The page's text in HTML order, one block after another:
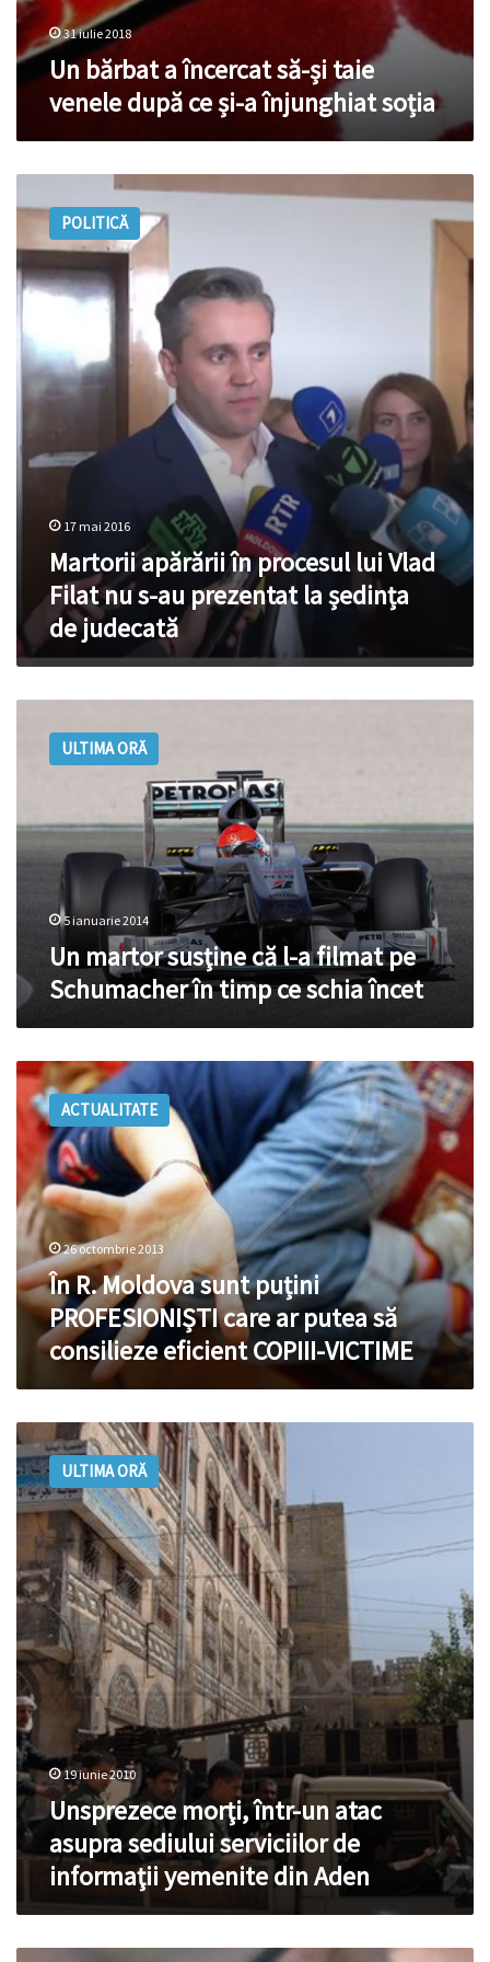
31 iulie 2018
Un bărbat a încercat să-și taie
venele după ce și-a înjunghiat soția
apărării
procesul
lui
Vlad
nu
s-
au
ședința
POLITICĂ
17 mai 2016
Martorii apărării în procesul lui Vlad
Filat nu s-au prezentat la ședința
de judecată
martor
susţine
a
filmat
Schumacher
schia
încet
ULTIMA ORĂ
5 ianuarie 2014
Un martor susţine că l-a filmat pe
Schumacher în timp ce schia încet
În
R.
Moldova
sunt
puțini
PROFESIONIȘTI
care
ar
putea
să
consilieze
eficient
COPIII-
ACTUALITATE
26 octombrie 2013
În R. Moldova sunt puțini
PROFESIONIȘTI care ar putea să
consilieze eficient COPIII-VICTIME
Unsprezece
morţi,
într-
un
atac
asupra
sediului
serviciilor
informaţii
yemenite
din
Aden
ULTIMA ORĂ
19 iunie 2010
Unsprezece morţi, într-un atac
asupra sediului serviciilor de
informaţii yemenite din Aden